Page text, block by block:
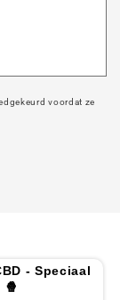
voordat ze
- Speciaal
🍿